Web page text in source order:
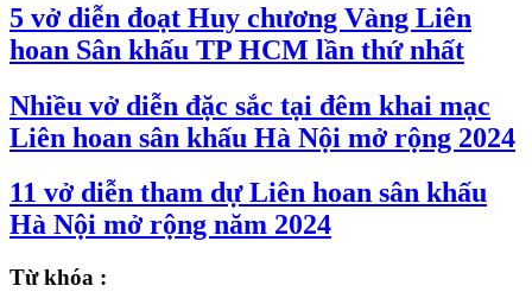
5 vở diễn đoạt Huy chương Vàng Liên
hoan Sân khấu TP HCM lần thứ nhất
Nhiều vở diễn đặc sắc tại đêm khai mạc
Liên hoan sân khấu Hà Nội mở rộng 2024
11 vở diễn tham dự Liên hoan sân khấu
Hà Nội mở rộng năm 2024
Từ khóa :